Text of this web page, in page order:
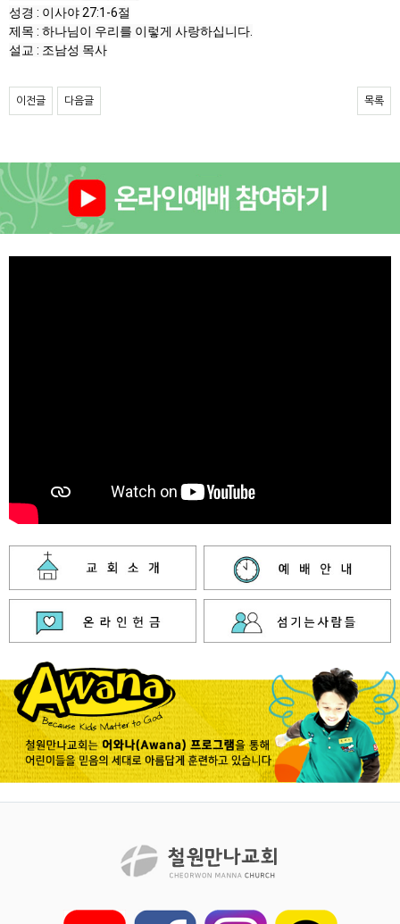
성경 : 이사야 27:1-6절
제목 : 하나님이 우리를 이렇게 사랑하십니다.
설교 : 조남성 목사
이전글 다음글 목록